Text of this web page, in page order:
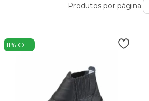
Produtos por página:
11% OFF